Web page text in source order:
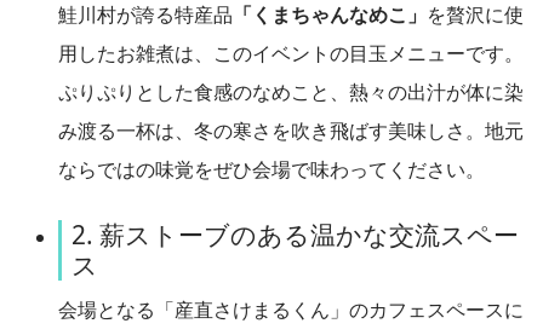
鮭川村が誇る特産品 「くまちゃんなめこ」 を贅沢に使
用したお雑煮は、このイベントの目玉メニューです。
ぷりぷりとした食感のなめこと、熱々の出汁が体に染
み渡る一杯は、冬の寒さを吹き飛ばす美味しさ。地元
ならではの味覚をぜひ会場で味わってください。
2. 薪ストーブのある温かな交流スペー
ス
会場となる「産直さけまるくん」のカフェスペースに